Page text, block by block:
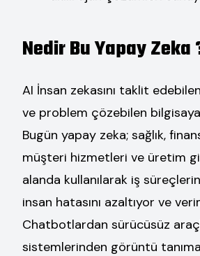
Nedir Bu Yapay Zeka
AI İnsan zekasını taklit
ve problem çözebilen
Bugün yapay zeka; sağlık,
müşteri hizmetleri ve üretim
alanda kullanılarak iş
insan hatasını azaltıyor ve
Chatbotlardan sürücüsüz
sistemlerinden görüntü